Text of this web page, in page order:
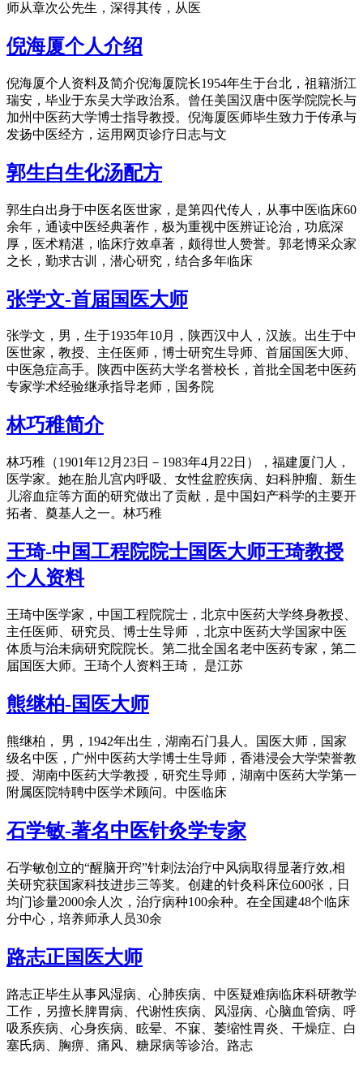
师从章次公先生，深得其传，从医
倪海厦个人介绍
倪海厦个人资料及简介倪海厦院长1954年生于台北，祖籍浙江
瑞安，毕业于东吴大学政治系。曾任美国汉唐中医学院院长与
加州中医药大学博士指导教授。倪海厦医师毕生致力于传承与
发扬中医经方，运用网页诊疗日志与文
郭生白生化汤配方
郭生白出身于中医名医世家，是第四代传人，从事中医临床60
余年，通读中医经典著作，极为重视中医辨证论治，功底深
厚，医术精湛，临床疗效卓著，颇得世人赞誉。郭老博采众家
之长，勤求古训，潜心研究，结合多年临床
张学文-首届国医大师
张学文，男，生于1935年10月，陕西汉中人，汉族。出生于中
医世家，教授、主任医师，博士研究生导师、首届国医大师、
中医急症高手。陕西中医药大学名誉校长，首批全国老中医药
专家学术经验继承指导老师，国务院
林巧稚简介
林巧稚（1901年12月23日－1983年4月22日），福建厦门人，
医学家。她在胎儿宫内呼吸、女性盆腔疾病、妇科肿瘤、新生
儿溶血症等方面的研究做出了贡献，是中国妇产科学的主要开
拓者、奠基人之一。林巧稚
王琦-中国工程院院士国医大师王琦教授
个人资料
王琦中医学家，中国工程院院士，北京中医药大学终身教授、
主任医师、研究员、博士生导师 ，北京中医药大学国家中医
体质与治未病研究院院长。第二批全国名老中医药专家，第二
届国医大师。王琦个人资料王琦， 是江苏
熊继柏-国医大师
熊继柏， 男，1942年出生，湖南石门县人。国医大师，国家
级名中医，广州中医药大学博士生导师，香港浸会大学荣誉教
授、湖南中医药大学教授，研究生导师，湖南中医药大学第一
附属医院特聘中医学术顾问。中医临床
石学敏-著名中医针灸学专家
石学敏创立的“醒脑开窍”针刺法治疗中风病取得显著疗效,相
关研究获国家科技进步三等奖。创建的针灸科床位600张，日
均门诊量2000余人次，治疗病种100余种。在全国建48个临床
分中心，培养师承人员30余
路志正国医大师
路志正毕生从事风湿病、心肺疾病、中医疑难病临床科研教学
工作，另擅长脾胃病、代谢性疾病、风湿病、心脑血管病、呼
吸系疾病、心身疾病、眩晕、不寐、萎缩性胃炎、干燥症、白
塞氏病、胸痹、痛风、糖尿病等诊治。路志